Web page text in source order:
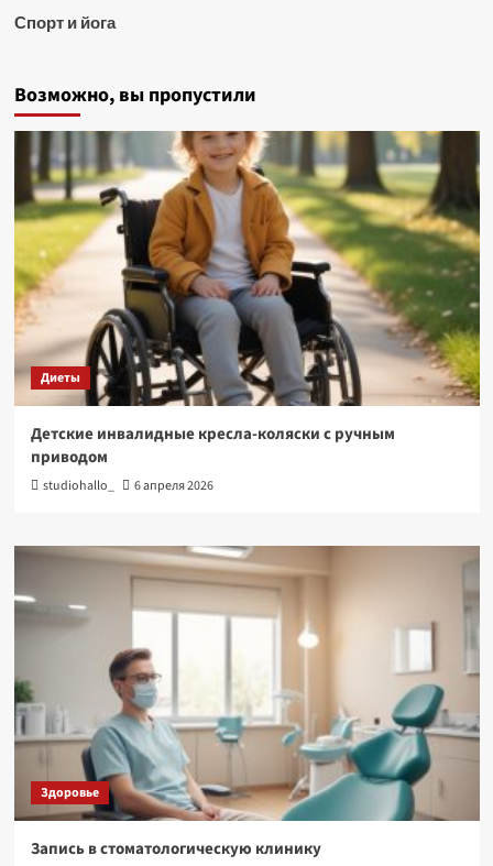
Спорт и йога
Возможно, вы пропустили
Диеты
Детские инвалидные кресла-коляски с ручным
приводом
studiohallo_ 6 апреля 2026
Здоровье
Запись в стоматологическую клинику